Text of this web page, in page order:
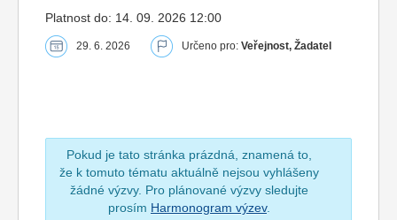
Platnost do: 14. 09. 2026 12:00
29. 6. 2026 Určeno pro: Veřejnost, Žadatel
Pokud je tato stránka prázdná, znamená to,
že k tomuto tématu aktuálně nejsou vyhlášeny
žádné výzvy. Pro plánované výzvy sledujte
prosím Harmonogram výzev.